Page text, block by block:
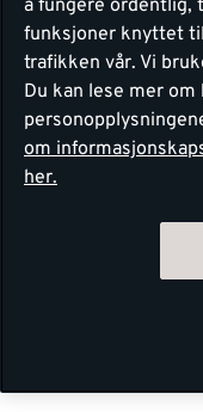
å fungere ordentlig,
funksjoner knyttet
trafikken vår. Vi
Du kan lese mer
om
her.